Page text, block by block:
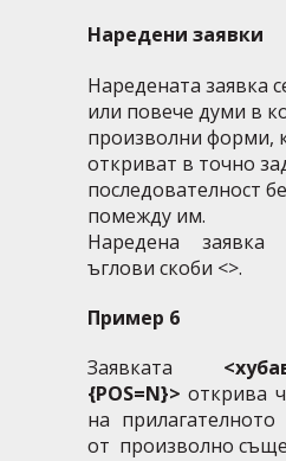
Наредени заявки
Наредената заявка
или повече думи в
произволни форми,
откриват в точно
последователност
помежду им.
Наредена
ъглови скоби <>.
Пример 6
Заявката
{POS=N}> открива
на
от произволно